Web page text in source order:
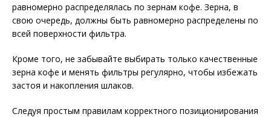
равномерно распределялась по зернам кофе. Зерна, в
свою очередь, должны быть равномерно распределены по
всей поверхности фильтра.
Кроме того, не забывайте выбирать только качественные
зерна кофе и менять фильтры регулярно, чтобы избежать
застоя и накопления шлаков.
Следуя простым правилам корректного позиционирования